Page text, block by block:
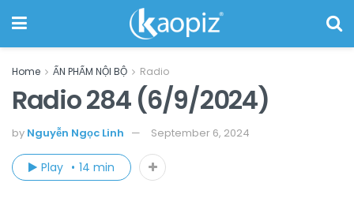
Home ẤN PHẨM NỘI BỘ Radio
Radio 284 (6/9/2024)
by Nguyễn Ngọc Linh September 6, 2024
Play 14 min